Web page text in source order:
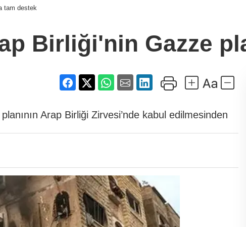
tam destek
Birliği'nin Gazze
Arap Birliği Zirvesi’nde kabul edilmesinden